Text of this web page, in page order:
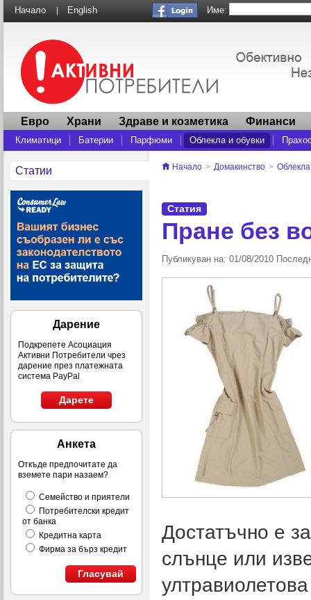
Начало English Име:
Евро Храни Здраве и козметика Финанси
Климатици Батерии Парфюми Облекла и обувки
Статии
Дарение
Подкрепете Асоциация
Активни Потребители чрез
дарение през платежната
система PayPal
Дарете
Анкета
Откъде предпочитате да
вземете пари назаем?
Семейство и приятели
Потребителски кредит
от банка
Кредитна карта
Фирма за бърз кредит
Гласувай
Начало > Домакинство >
Статия
Пране без
Публикуван на: 01/08/2010
Достатъчно е
слънце или